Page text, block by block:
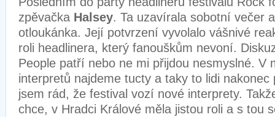
zpěvačka Halsey. Ta uzavírala sobotní večer
otloukánka. Její potvrzení vyvolalo vášnivé
roli headlinera, který fanouškům nevoní.
People patří nebo ne mi přijdou nesmyslné. V
interpretů najdeme tucty a taky to lidi nakonec
jsem rád, že festival vozí nové interprety.
chce, v Hradci Králové měla jistou roli a s tou